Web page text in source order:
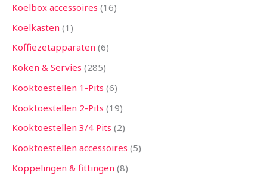
Koelbox accessoires 16
Koelkasten 1
Koffiezetapparaten 6
Koken & Servies 285
Kooktoestellen 1-Pits 6
Kooktoestellen 2-Pits 19
Kooktoestellen 3/4 Pits 2
Kooktoestellen accessoires 5
Koppelingen & fittingen 8